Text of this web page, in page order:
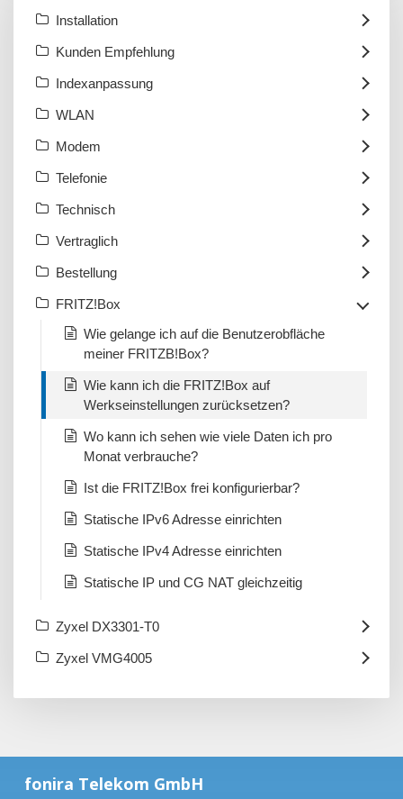
fonira Telekom GmbH
Installation
Kunden Empfehlung
Indexanpassung
WLAN
Modem
Telefonie
Technisch
Vertraglich
Bestellung
FRITZ!Box
Wie gelange ich auf die Benutzerobfläche
meiner FRITZB!Box?
Wie kann ich die FRITZ!Box auf
Werkseinstellungen zurücksetzen?
Wo kann ich sehen wie viele Daten ich pro
Monat verbrauche?
Ist die FRITZ!Box frei konfigurierbar?
Statische IPv6 Adresse einrichten
Statische IPv4 Adresse einrichten
Statische IP und CG NAT gleichzeitig
Zyxel DX3301-T0
Zyxel VMG4005